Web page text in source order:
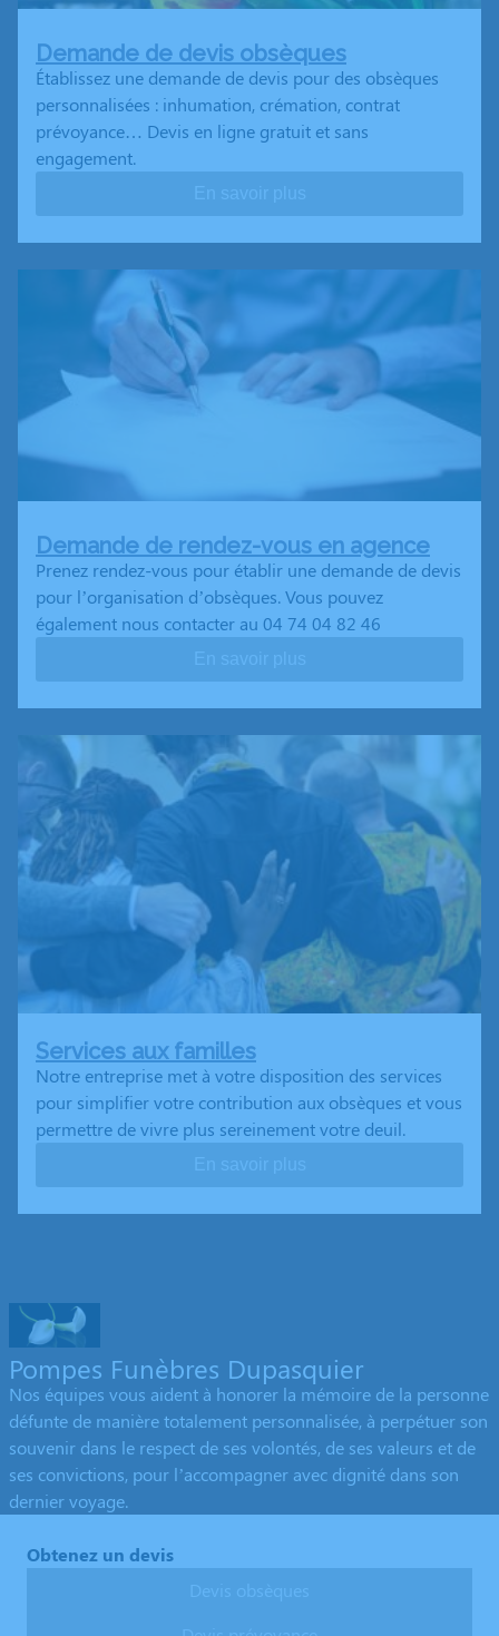
Demande de devis obsèques
Établissez une demande de devis pour des obsèques
personnalisées : inhumation, crémation, contrat
prévoyance… Devis en ligne gratuit et sans
engagement.
Demande de rendez-vous en agence
Prenez rendez-vous pour établir une demande de devis
pour l’organisation d’obsèques. Vous pouvez
également nous contacter au 04 74 04 82 46
Services aux familles
Notre entreprise met à votre disposition des services
pour simplifier votre contribution aux obsèques et vous
permettre de vivre plus sereinement votre deuil.
Pompes Funèbres Dupasquier
Nos équipes vous aident à honorer la mémoire de la personne
défunte de manière totalement personnalisée, à perpétuer son
souvenir dans le respect de ses volontés, de ses valeurs et de
ses convictions, pour l’accompagner avec dignité dans son
dernier voyage.
Obtenez un devis